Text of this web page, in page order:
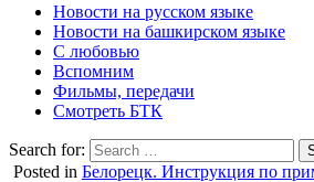
Новости на русском языке
Новости на башкирском языке
С любовью
Вспомним
Фильмы, передачи
Смотреть БТК
Search for:
Posted in Белорецк. Инструкция по